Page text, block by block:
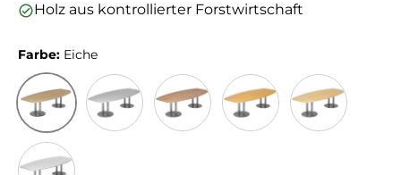
Holz aus kontrollierter Forstwirtschaft
Farbe: Eiche
Eiche